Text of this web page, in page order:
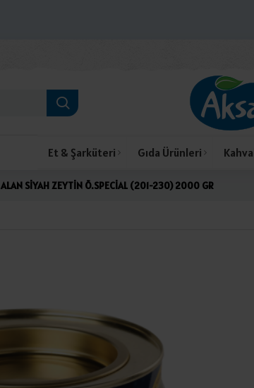
Et & Şarküteri Gıda Ürünleri
ALAN SİYAH ZEYTİN Ö.SPECİAL (201-230) 2000 GR